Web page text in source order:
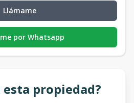
Llámame
por Whatsapp
propiedad?